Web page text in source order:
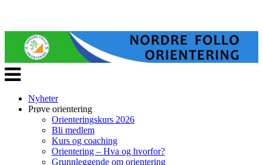
Veksle
navigasjon
Nyheter
Prøve orientering
Orienteringskurs 2026
Bli medlem
Kurs og coaching
Orientering – Hva og hvorfor?
Grunnleggende om orientering